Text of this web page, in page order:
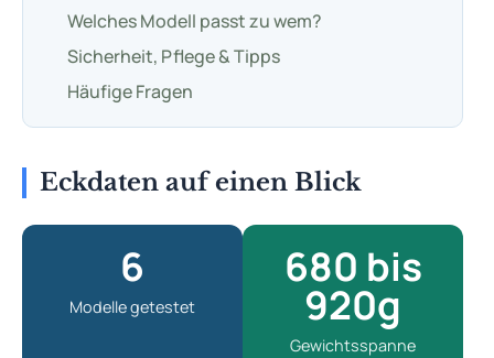
Welches Modell passt zu wem?
Sicherheit, Pflege & Tipps
Häufige Fragen
Eckdaten auf einen Blick
6
Modelle getestet
680 bis
920g
Gewichtsspanne